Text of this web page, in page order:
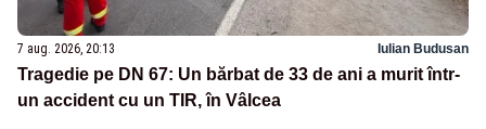
7 aug. 2026, 20:13 Iulian Budusan
Tragedie pe DN 67: Un bărbat de 33 de ani a murit într-
un accident cu un TIR, în Vâlcea